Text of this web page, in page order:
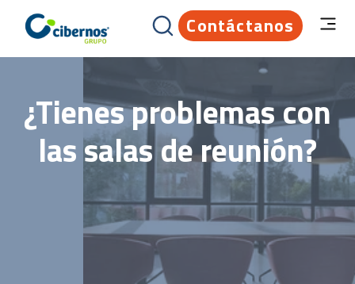
Contáctanos
¿Tienes problemas con
las salas de reunión?